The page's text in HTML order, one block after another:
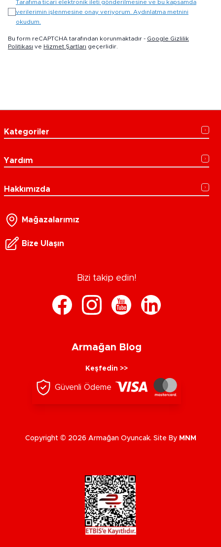
Tarafıma ticari elektronik ileti gönderilmesine ve bu kapsamda
verilerimin işlenmesine onay veriyorum. Aydınlatma metnini
okudum.
Bu form reCAPTCHA tarafından korunmaktadır - Google Gizlilik
Politikası ve Hizmet Şartları geçerlidir.
Kategoriler
Yardım
Hakkımızda
Mağazalarımız
Bize Ulaşın
Bizi takip edin!
Armağan Blog
Keşfedin >>
Güvenli Ödeme
Copyright © 2026 Armağan Oyuncak. Site By MNM